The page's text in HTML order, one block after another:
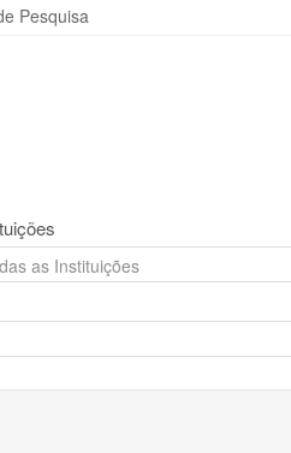
Pesquisa